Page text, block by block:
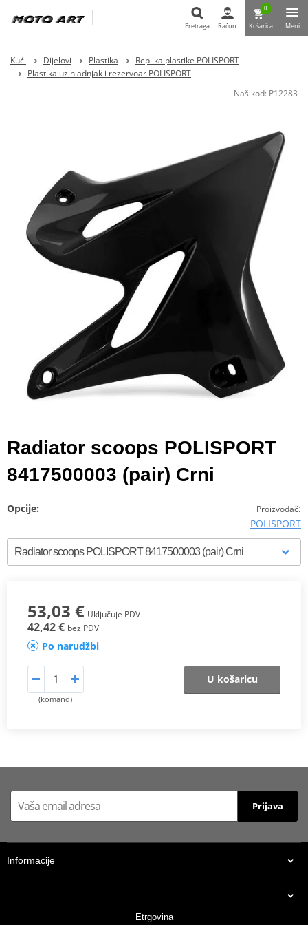
Pretraga Račun
0
Košarica Meni
Kući Dijelovi Plastika
Replika plastike POLISPORT
Plastika uz hladnjak i rezervoar POLISPORT
Naš kod: P12283
Radiator scoops POLISPORT
8417500003 (pair) Crni
Proizvođač:
POLISPORT
Opcije:
53,03 € Uključuje PDV
42,42 € bez PDV
Po narudžbi
(komand)
U košaricu
Prijava
Informacije
Etrgovina